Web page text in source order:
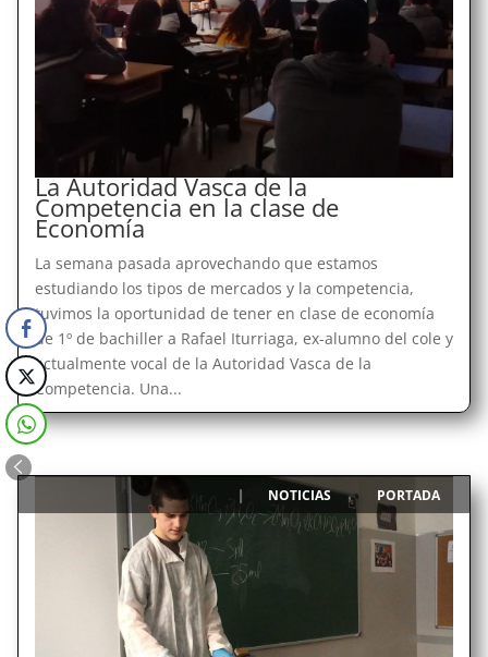
La Autoridad Vasca de la
Competencia en la clase de
Economía
La semana pasada aprovechando que estamos
estudiando los tipos de mercados y la competencia,
tuvimos la oportunidad de tener en clase de economía
de 1º de bachiller a Rafael Iturriaga, ex-alumno del cole y
actualmente vocal de la Autoridad Vasca de la
Competencia. Una...
| NOTICIAS , PORTADA